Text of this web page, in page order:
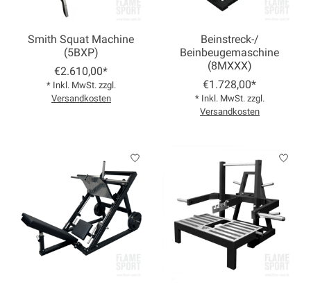
Smith Squat Machine
(5BXP)
€2.610,00*
* Inkl. MwSt. zzgl.
Versandkosten
Beinstreck-/
Beinbeugemaschine
(8MXXX)
€1.728,00*
* Inkl. MwSt. zzgl.
Versandkosten